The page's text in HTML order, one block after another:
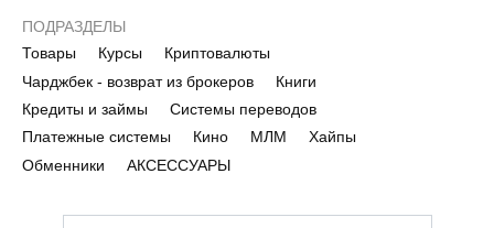
ПОДРАЗДЕЛЫ
Товары
Курсы
Криптовалюты
Чарджбек - возврат из брокеров
Книги
Кредиты и займы
Системы переводов
Платежные системы
Кино МЛМ
Хайпы
Обменники
АКСЕССУАРЫ